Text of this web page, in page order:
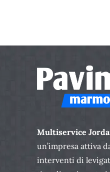
Multiservice
un’impresa attiva
interventi di